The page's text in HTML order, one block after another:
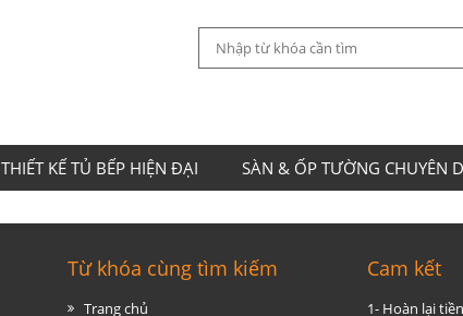
THIẾT KẾ TỦ BẾP HIỆN ĐẠI SÀN & ỐP TƯỜNG CHUYÊN
Từ khóa cùng tìm kiếm
Trang chủ
Cam kết
1- Hoàn lại